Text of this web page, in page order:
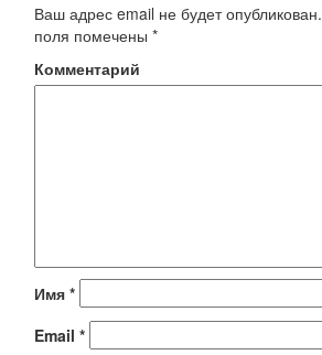
Ваш адрес email не будет опубликован.
поля помечены*
Комментарий
Имя*
Email*